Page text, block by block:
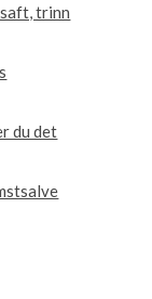
trinn
du det